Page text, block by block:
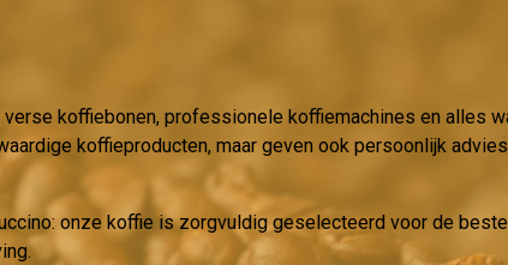
koffiebonen, professionele koffiemachines en alles
koffieproducten, maar geven ook persoonlijk
onze koffie is zorgvuldig geselecteerd voor de